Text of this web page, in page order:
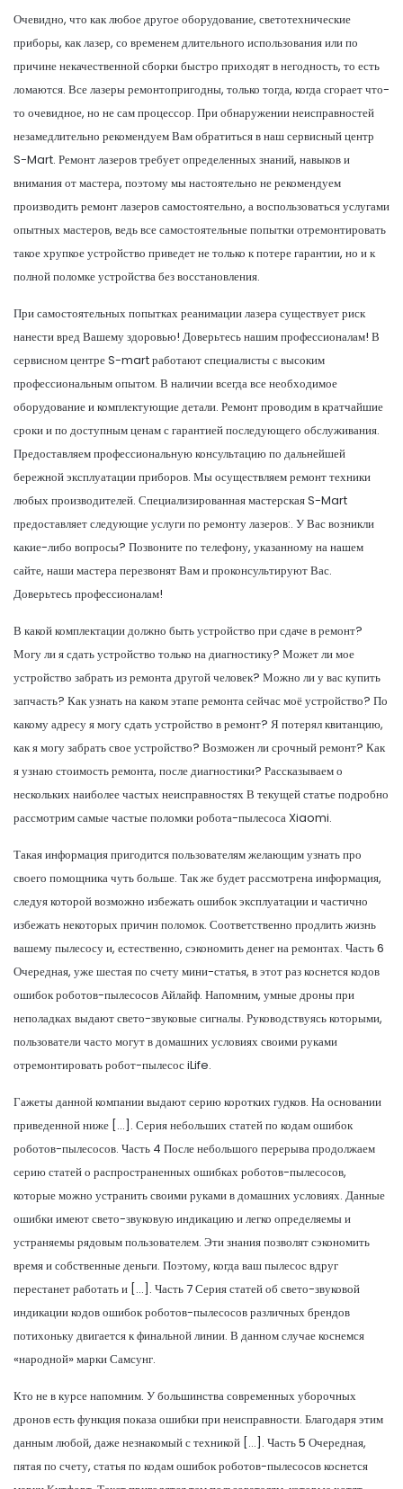
Очевидно, что как любое другое оборудование, светотехнические
приборы, как лазер, со временем длительного использования или по
причине некачественной сборки быстро приходят в негодность, то есть
ломаются. Все лазеры ремонтопригодны, только тогда, когда сгорает что-
то очевидное, но не сам процессор. При обнаружении неисправностей
незамедлительно рекомендуем Вам обратиться в наш сервисный центр
S-Mart. Ремонт лазеров требует определенных знаний, навыков и
внимания от мастера, поэтому мы настоятельно не рекомендуем
производить ремонт лазеров самостоятельно, а воспользоваться услугами
опытных мастеров, ведь все самостоятельные попытки отремонтировать
такое хрупкое устройство приведет не только к потере гарантии, но и к
полной поломке устройства без восстановления.
При самостоятельных попытках реанимации лазера существует риск
нанести вред Вашему здоровью! Доверьтесь нашим профессионалам! В
сервисном центре S-mart работают специалисты с высоким
профессиональным опытом. В наличии всегда все необходимое
оборудование и комплектующие детали. Ремонт проводим в кратчайшие
сроки и по доступным ценам с гарантией последующего обслуживания.
Предоставляем профессиональную консультацию по дальнейшей
бережной эксплуатации приборов. Мы осуществляем ремонт техники
любых производителей. Специализированная мастерская S-Mart
предоставляет следующие услуги по ремонту лазеров:. У Вас возникли
какие-либо вопросы? Позвоните по телефону, указанному на нашем
сайте, наши мастера перезвонят Вам и проконсультируют Вас.
Доверьтесь профессионалам!
В какой комплектации должно быть устройство при сдаче в ремонт?
Могу ли я сдать устройство только на диагностику? Может ли мое
устройство забрать из ремонта другой человек? Можно ли у вас купить
запчасть? Как узнать на каком этапе ремонта сейчас моё устройство? По
какому адресу я могу сдать устройство в ремонт? Я потерял квитанцию,
как я могу забрать свое устройство? Возможен ли срочный ремонт? Как
я узнаю стоимость ремонта, после диагностики? Рассказываем о
нескольких наиболее частых неисправностях В текущей статье подробно
рассмотрим самые частые поломки робота-пылесоса Xiaomi.
Такая информация пригодится пользователям желающим узнать про
своего помощника чуть больше. Так же будет рассмотрена информация,
следуя которой возможно избежать ошибок эксплуатации и частично
избежать некоторых причин поломок. Соответственно продлить жизнь
вашему пылесосу и, естественно, сэкономить денег на ремонтах. Часть 6
Очередная, уже шестая по счету мини-статья, в этот раз коснется кодов
ошибок роботов-пылесосов Айлайф. Напомним, умные дроны при
неполадках выдают свето-звуковые сигналы. Руководствуясь которыми,
пользователи часто могут в домашних условиях своими руками
отремонтировать робот-пылесос iLife.
Гажеты данной компании выдают серию коротких гудков. На основании
приведенной ниже […]. Серия небольших статей по кодам ошибок
роботов-пылесосов. Часть 4 После небольшого перерыва продолжаем
серию статей о распространенных ошибках роботов-пылесосов,
которые можно устранить своими руками в домашних условиях. Данные
ошибки имеют свето-звуковую индикацию и легко определяемы и
устраняемы рядовым пользователем. Эти знания позволят сэкономить
время и собственные деньги. Поэтому, когда ваш пылесос вдруг
перестанет работать и […]. Часть 7 Серия статей об свето-звуковой
индикации кодов ошибок роботов-пылесосов различных брендов
потихоньку двигается к финальной линии. В данном случае коснемся
«народной» марки Самсунг.
Кто не в курсе напомним. У большинства современных уборочных
дронов есть функция показа ошибки при неисправности. Благодаря этим
данным любой, даже незнакомый с техникой […]. Часть 5 Очередная,
пятая по счету, статья по кодам ошибок роботов-пылесосов коснется